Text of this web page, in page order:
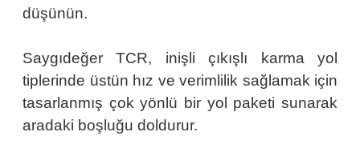
düşünün.
Saygıdeğer TCR, inişli çıkışlı karma yol
tiplerinde üstün hız ve verimlilik sağlamak için
tasarlanmış çok yönlü bir yol paketi sunarak
aradaki boşluğu doldurur.